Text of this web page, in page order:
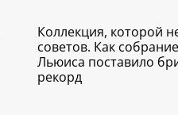
Коллекция, которой
советов. Как
Льюиса поставило
рекорд